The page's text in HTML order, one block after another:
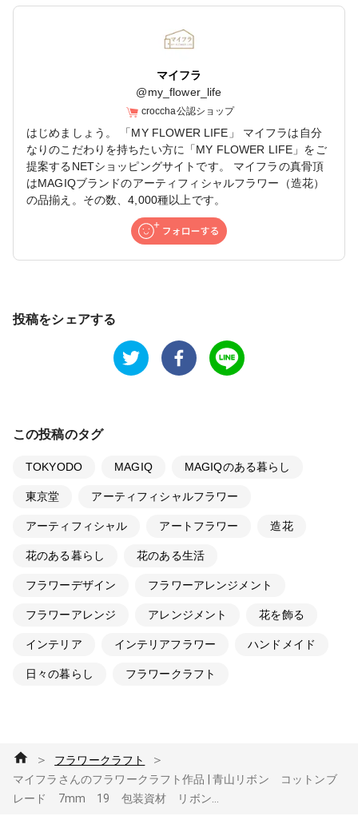
マイフラ
@my_flower_life
croccha公認ショップ
はじめましょう。 「MY FLOWER LIFE」 マイフラは自分
なりのこだわりを持ちたい方に「MY FLOWER LIFE」をご
提案するNETショッピングサイトです。 マイフラの真骨頂
はMAGIQブランドのアーティフィシャルフラワー（造花）
の品揃え。その数、4,000種以上です。
投稿をシェアする
この投稿のタグ
TOKYODO MAGIQ MAGIQのある暮らし
東京堂 アーティフィシャルフラワー
アーティフィシャル アートフラワー 造花
花のある暮らし 花のある生活
フラワーデザイン フラワーアレンジメント
フラワーアレンジ アレンジメント 花を飾る
インテリア インテリアフラワー ハンドメイド
日々の暮らし フラワークラフト
＞ フラワークラフト ＞
マイフラさんのフラワークラフト作品 | 青山リボン コットンブ
レード 7mm 19 包装資材 リボン...